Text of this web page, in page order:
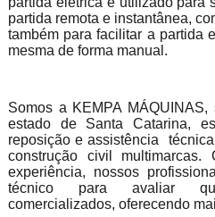
partida remota e instantânea,
também para facilitar a partida
mesma de forma manual.
Somos a KEMPA
estado de Santa Catarina,
reposição e assistência
construção civil
experiência, nossos
técnico para avaliar
comercializados, oferecendo